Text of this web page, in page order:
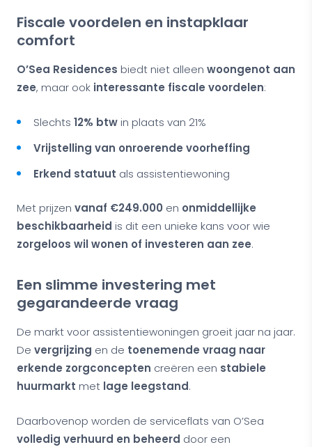
Fiscale voordelen en instapklaar
comfort
O’Sea Residences biedt niet alleen woongenot aan
zee, maar ook interessante fiscale voordelen:
Slechts 12% btw in plaats van 21%
Vrijstelling van onroerende voorheffing
Erkend statuut als assistentiewoning
Met prijzen vanaf €249.000 en onmiddellijke
beschikbaarheid is dit een unieke kans voor wie
zorgeloos wil wonen of investeren aan zee.
Een slimme investering met
gegarandeerde vraag
De markt voor assistentiewoningen groeit jaar na jaar.
De vergrijzing en de toenemende vraag naar
erkende zorgconcepten creëren een stabiele
huurmarkt met lage leegstand.
Daarbovenop worden de serviceflats van O’Sea
volledig verhuurd en beheerd door een